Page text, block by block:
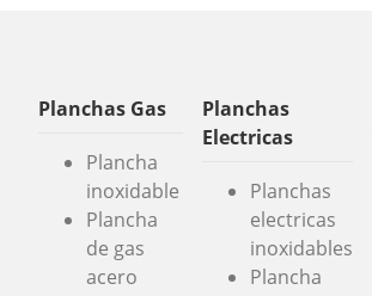
Planchas Gas
Plancha
inoxidable
Plancha
de gas
acero
Planchas
Electricas
Planchas
electricas
inoxidables
Plancha